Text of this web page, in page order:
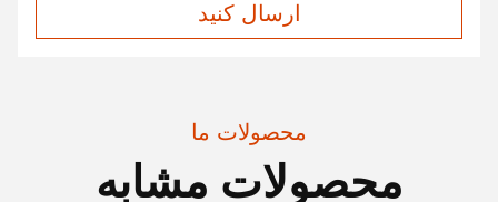
ارسال کنید
محصولات ما
محصولات مشابه